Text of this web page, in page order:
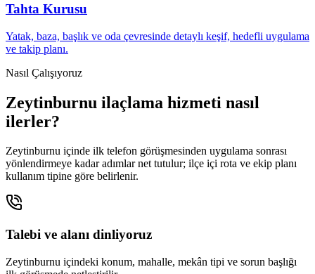
Tahta Kurusu
Yatak, baza, başlık ve oda çevresinde detaylı keşif, hedefli uygulama
ve takip planı.
Nasıl Çalışıyoruz
Zeytinburnu ilaçlama hizmeti nasıl
ilerler?
Zeytinburnu içinde ilk telefon görüşmesinden uygulama sonrası
yönlendirmeye kadar adımlar net tutulur; ilçe içi rota ve ekip planı
kullanım tipine göre belirlenir.
Talebi ve alanı dinliyoruz
Zeytinburnu içindeki konum, mahalle, mekân tipi ve sorun başlığı